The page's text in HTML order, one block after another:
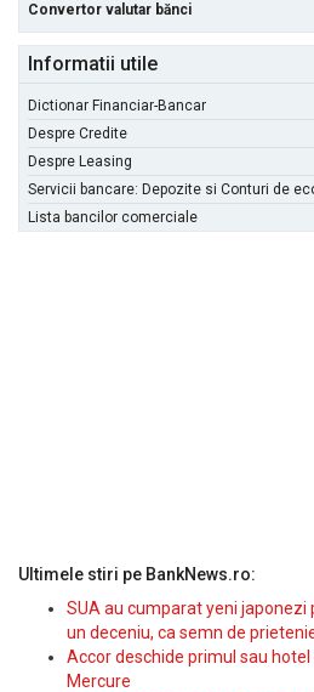
Convertor valutar bănci
Informatii utile
Dictionar Financiar-Bancar
Despre Credite
Despre Leasing
Servicii bancare: Depozite si Conturi de
Lista bancilor comerciale
Ultimele stiri pe BankNews.ro:
SUA au cumparat yeni
un deceniu, ca semn de
Accor deschide primul sau hotel
Mercure